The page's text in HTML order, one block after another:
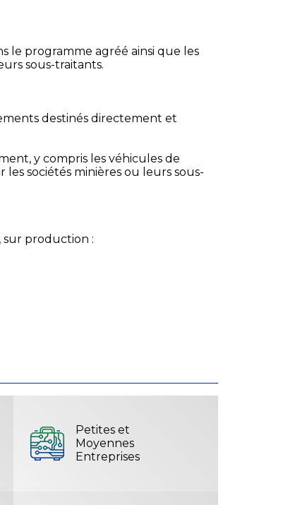
le programme agréé ainsi que les
sous-traitants.
destinés directement et
y compris les véhicules de
sociétés minières ou leurs sous-
sur production :
Petites et
Moyennes
Entreprises